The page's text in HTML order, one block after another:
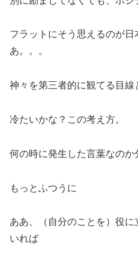
フラットにそう思えるのが
あ。。。
神々を第三者的に観てる目線
冷たいかな？この考え方。
何の時に発生した言葉なのか
もっとふつうに
ああ、（自分のことを）役
いれば